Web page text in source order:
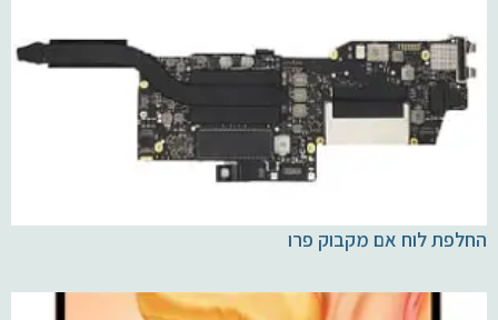
החלפת לוח אם מקבוק פרו